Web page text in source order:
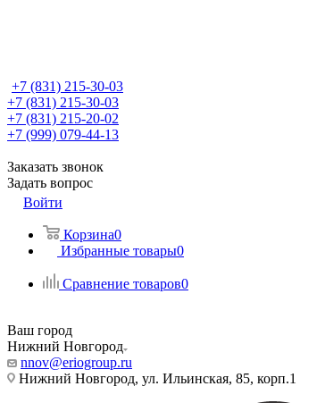
+7 (831) 215-30-03
+7 (831) 215-30-03
+7 (831) 215-20-02
+7 (999) 079-44-13
Заказать звонок
Задать вопрос
Войти
Корзина0
Избранные товары0
Сравнение товаров0
Ваш город
Нижний Новгород
nnov@eriogroup.ru
Нижний Новгород, ул. Ильинская, 85, корп.1